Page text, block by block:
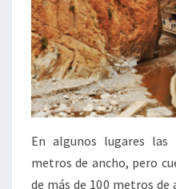
En algunos lugares
metros de ancho, pero
de más de 100 metros